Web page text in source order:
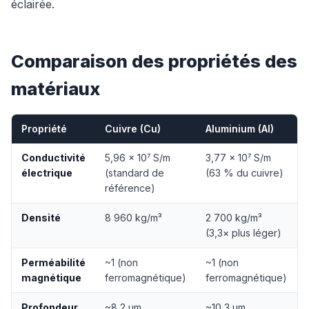
éclairée.
Comparaison des propriétés des
matériaux
Propriété Cuivre (Cu) Aluminium (Al)
Conductivité
électrique
5,96 × 10⁷ S/m
(standard de
référence)
3,77 × 10⁷ S/m
(63 % du cuivre)
Densité 8 960 kg/m³
2 700 kg/m³
(3,3× plus léger)
Perméabilité
magnétique
~1 (non
ferromagnétique)
~1 (non
ferromagnétique)